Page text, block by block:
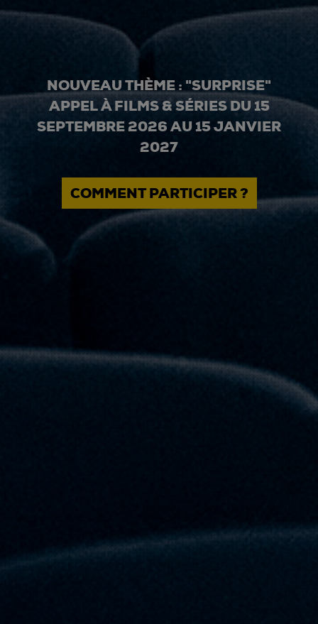
NOUVEAU THÈME : "SURPRISE"
APPEL À FILMS & SÉRIES DU 15
SEPTEMBRE 2026 AU 15 JANVIER
2027
COMMENT PARTICIPER ?